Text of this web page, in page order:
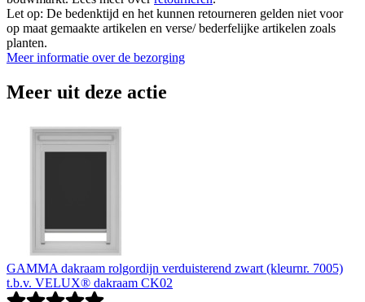
Let op: De bedenktijd en het kunnen retourneren gelden niet voor
op maat gemaakte artikelen en verse/ bederfelijke artikelen zoals
planten.
Meer informatie over de bezorging
Meer uit deze actie
GAMMA dakraam rolgordijn verduisterend zwart (kleurnr. 7005)
t.b.v. VELUX® dakraam CK02